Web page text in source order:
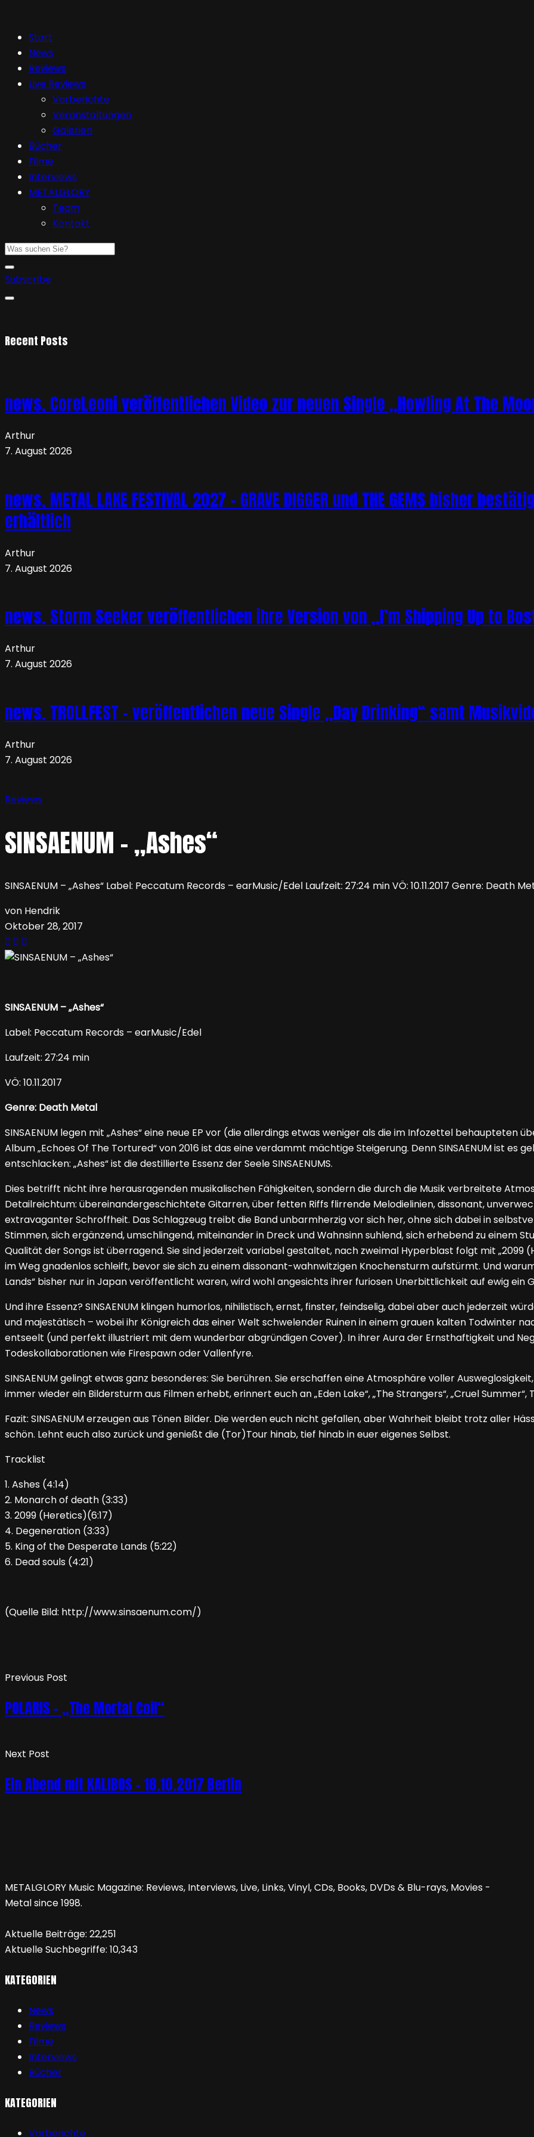
Start
News
Reviews
Live Reviews
Vorberichte
Veranstaltungen
Galerien
Bücher
Filme
Interviews
METALGLORY
Team
Kontakt
Subscribe
Recent Posts
news. CoreLeoni veröffentlichen Video zur neuen Single „Howling At The
Arthur
7. August 2026
news. METAL LAKE FESTIVAL 2027 – GRAVE DIGGER und THE GEMS bisher
erhältlich
Arthur
7. August 2026
news. Storm Seeker veröffentlichen ihre Version von „I’m Shipping Up to
Arthur
7. August 2026
news. TROLLFEST – veröffentlichen neue Single „Day Drinking“ samt
Arthur
7. August 2026
Reviews
SINSAENUM – „Ashes“
SINSAENUM – „Ashes“ Label: Peccatum Records – earMusic/Edel Laufzeit: 27:24 min VÖ: 10.11.2017 Genre: Death
von Hendrik
Oktober 28, 2017
SINSAENUM – „Ashes“
Label: Peccatum Records – earMusic/Edel
Laufzeit: 27:24 min
VÖ: 10.11.2017
Genre: Death Metal
SINSAENUM legen mit „Ashes“ eine neue EP vor (die allerdings etwas weniger als die im Infozettel behaupteten
Album „Echoes Of The Tortured“ von 2016 ist das eine verdammt mächtige Steigerung. Denn SINSAENUM ist es
entschlacken: „Ashes“ ist die destillierte Essenz der Seele SINSAENUMS.
Dies betrifft nicht ihre herausragenden musikalischen Fähigkeiten, sondern die durch die Musik verbreitete
Detailreichtum: übereinandergeschichtete Gitarren, über fetten Riffs flirrende Melodielinien, dissonant,
extravaganter Schroffheit. Das Schlagzeug treibt die Band unbarmherzig vor sich her, ohne sich dabei in
Stimmen, sich ergänzend, umschlingend, miteinander in Dreck und Wahnsinn suhlend, sich erhebend zu einem
Qualität der Songs ist überragend. Sie sind jederzeit variabel gestaltet, nach zweimal Hyperblast folgt mit „2099
im Weg gnadenlos schleift, bevor sie sich zu einem dissonant-wahnwitzigen Knochensturm aufstürmt. Und
Lands“ bisher nur in Japan veröffentlicht waren, wird wohl angesichts ihrer furiosen Unerbittlichkeit auf ewig ein
Und ihre Essenz? SINSAENUM klingen humorlos, nihilistisch, ernst, finster, feindselig, dabei aber auch jederzeit
und majestätisch – wobei ihr Königreich das einer Welt schwelender Ruinen in einem grauen kalten Todwinter
entseelt (und perfekt illustriert mit dem wunderbar abgründigen Cover). In ihrer Aura der Ernsthaftigkeit und
Todeskollaborationen wie Firespawn oder Vallenfyre.
SINSAENUM gelingt etwas ganz besonderes: Sie berühren. Sie erschaffen eine Atmosphäre voller
immer wieder ein Bildersturm aus Filmen erhebt, erinnert euch an „Eden Lake“, „The Strangers“, „Cruel
Fazit: SINSAENUM erzeugen aus Tönen Bilder. Die werden euch nicht gefallen, aber Wahrheit bleibt trotz aller
schön. Lehnt euch also zurück und genießt die (Tor)Tour hinab, tief hinab in euer eigenes Selbst.
Tracklist
1. Ashes (4:14)
2. Monarch of death (3:33)
3. 2099 (Heretics)(6:17)
4. Degeneration (3:33)
5. King of the Desperate Lands (5:22)
6. Dead souls (4:21)
(Quelle Bild: http://www.sinsaenum.com/)
Previous Post
POLARIS – „The Mortal Coil“
Next Post
Ein Abend mit KALIBOS – 18.10.2017 Berlin
METALGLORY Music Magazine: Reviews, Interviews, Live, Links, Vinyl, CDs, Books, DVDs & Blu-rays, Movies -
Metal since 1998.
Aktuelle Beiträge: 22,251
Aktuelle Suchbegriffe: 10,343
KATEGORIEN
News
Reviews
Filme
Interviews
Bücher
KATEGORIEN
Vorberichte